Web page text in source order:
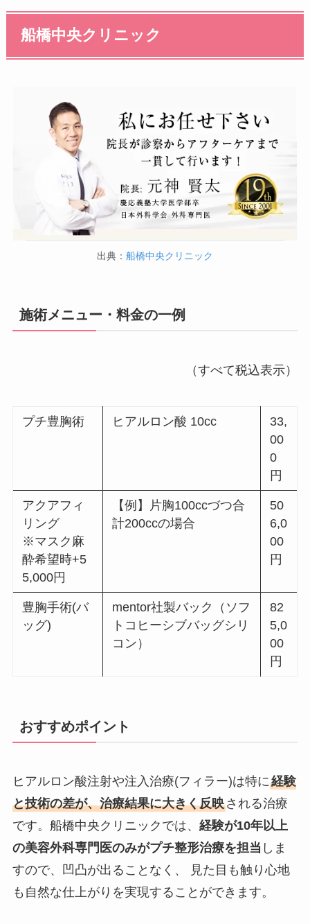
船橋中央クリニック
出典： 船橋中央クリニック
施術メニュー・料金の一例
（すべて税込表示）
プチ豊胸術 ヒアルロン酸 10cc
33,
00
0
円
アクアフィ
リング
※マスク麻
酔希望時+5
5,000円
【例】片胸100ccづつ合
計200ccの場合
50
6,0
00
円
豊胸手術(バ
ッグ)
mentor社製バック（ソフ
トコヒーシブバッグシリ
コン）
82
5,0
00
円
おすすめポイント
ヒアルロン酸注射や注入治療(フィラー)は特に経験
と技術の差が、治療結果に大きく反映される治療
です。船橋中央クリニックでは、 経験が10年以上
の美容外科専門医のみがプチ整形治療を担当 しま
すので、凹凸が出ることなく、 見た目も触り心地
も自然な仕上がりを実現することができます。